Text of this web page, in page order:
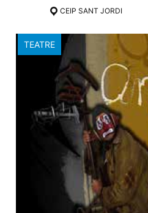
CEIP SANT JORDI
TEATRE